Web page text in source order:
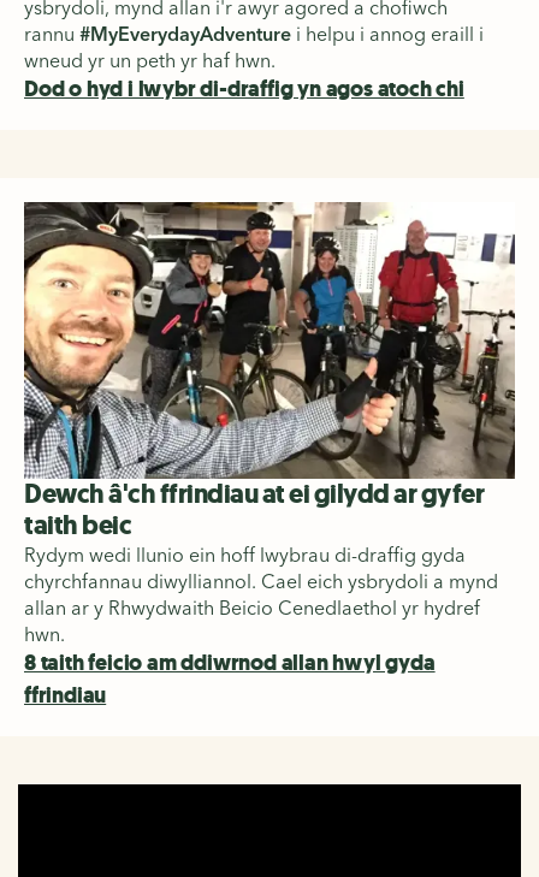
ysbrydoli, mynd allan i'r awyr agored a chofiwch
rannu #MyEverydayAdventure i helpu i annog eraill i
wneud yr un peth yr haf hwn.
Dod o hyd i lwybr di-draffig yn agos atoch chi
Dewch â'ch ffrindiau at ei gilydd ar gyfer
taith beic
Rydym wedi llunio ein hoff lwybrau di-draffig gyda
chyrchfannau diwylliannol. Cael eich ysbrydoli a mynd
allan ar y Rhwydwaith Beicio Cenedlaethol yr hydref
hwn.
8 taith feicio am ddiwrnod allan hwyl gyda
ffrindiau